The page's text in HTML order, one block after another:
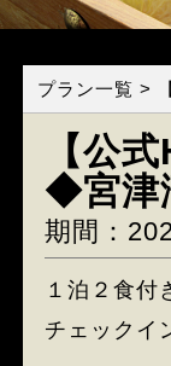
プラン一覧 >
【公
◆宮津
期間：
１泊２食付
チェック